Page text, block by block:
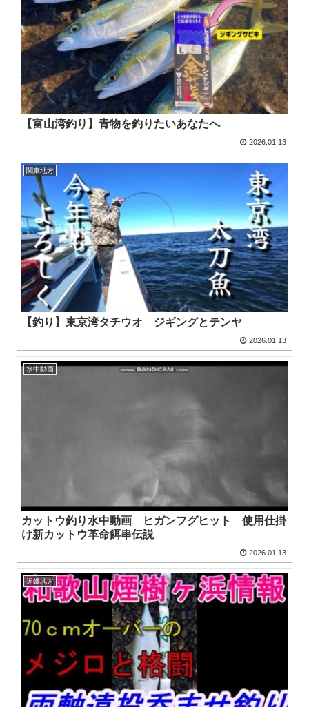
【富山湾釣り】青物を釣りたいあなたへ
2026.01.13
関東地方
【釣り】東京湾タチウオ ジギングとテンヤ
2026.01.13
水中動画
カットウ釣り水中動画 ヒガンフグヒット 使用仕掛
け新カットウ革命餌串伝説
2026.01.13
近畿地方